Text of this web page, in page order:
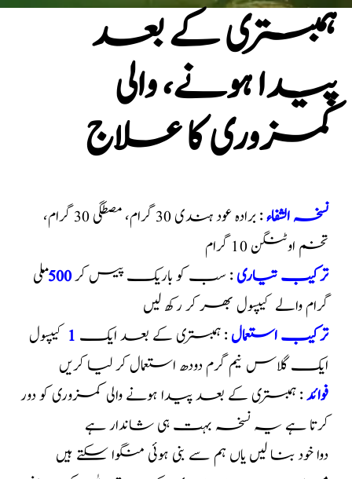
ہمبستری کے بعد
پیدا ہونے، والی
کمزوری کا علاج
نسخہ الشفاء
: برادہ عود ہندی 30 گرام، مصطگی 30 گرام،
تخم اوٹنگن 10 گرام
ترکیب تیاری: سب کو باریک پیس کر500
ملی
گرام والے کیپسول بھر کر رکھ لیں
ترکیب استعمال: ہمبستری کے بعد ایک 1 کیپسول
ایک گلاس نیم گرم دودھ استعمال کر لیا کریں
فوائد: ہمبستری کے بعد پیدا ہونے والی کمزوری کو دور
کرتا ہے یہ نسخہ بہت ہی شاندار ہے
دوا خود بنا لیں یاں ہم سے بنی ہوئی منگوا سکتے ہیں